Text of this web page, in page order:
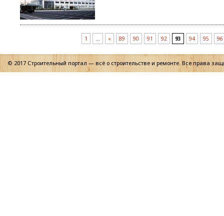
1 … « 89 90 91 92 93 94 95 96
© 2017 Строительный портал — всё о строительстве и ремонте. Все права